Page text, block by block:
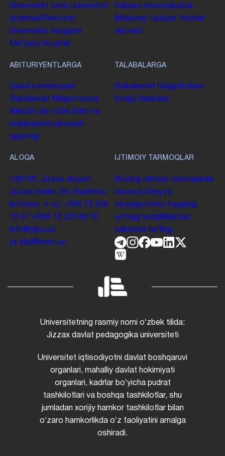
Universitet tarixi Universitet
tuzilmasi
Rektorat
Universitet kengashi
Me'yoriy hujjatlar
Xalqaro munosabatlar
Moliyaviy faoliyat Yoshlar
siyosati
ABITURIYENTLARGA
Qabul komissiyasi
Bakalavriat Magistratura
Ikkinchi oliy taʼlim Bilim va
malakalarni baholash
agentligi
TALABALARGA
Bakalavriat Magistratura
Xorijiy talabalar
ALOQA
130100. Jizzax viloyati,
Jizzax shahri, Sh. Rashidov
koʻchasi, 4-uy. +998 72 226
13 57 +998 72 226 68 10
info@jdpu.uz
jiz.jdpi@exat.uz
IJTIMOIY TARMOQLAR
Bizning ijtimoiy tarmoqlarda
obuna boʻling va
taraqqiyotimiz haqidagi
soʻnggi yangiliklardan
xabardor boʻling.
Universitetning rasmiy nomi oʻzbek tilida:
Jizzax davlat pedagogika universiteti
Universitet iqtisodiyotni davlat boshqaruvi
organlari, mahalliy davlat hokimiyati
organlari, kadrlar boʻyicha pudrat
tashkilotlari va boshqa tashkilotlar, shu
jumladan xorijiy hamkor tashkilotlar bilan
oʻzaro hamkorlikda oʻz faoliyatini amalga
oshiradi.